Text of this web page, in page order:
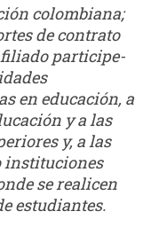
colombiana;
de contrato
participe-
en educación, a
y a las
y, a las
instituciones
se realicen
estudiantes.